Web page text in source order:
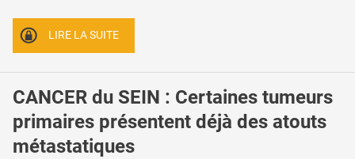
LIRE LA SUITE
CANCER du SEIN : Certaines tumeurs
primaires présentent déjà des atouts
métastatiques